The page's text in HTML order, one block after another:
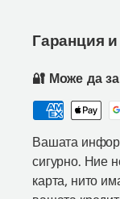
Гаранция
🔐 Може да
Вашата
сигурно. Ние
карта, нито